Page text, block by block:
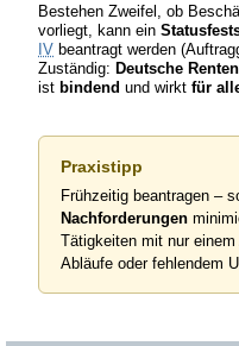
Bestehen Zweifel, ob
vorliegt, kann ein
IV beantragt werden
Zuständig: Deutsche
ist bindend und wirkt für
Praxistipp
Frühzeitig beantragen –
Nachforderungen
Tätigkeiten mit nur
Abläufe oder fehlendem